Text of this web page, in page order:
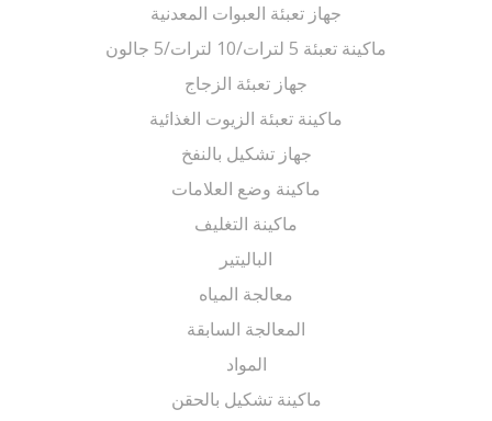
جهاز تعبئة العبوات المعدنية
ماكينة تعبئة 5 لترات/10 لترات/5 جالون
جهاز تعبئة الزجاج
ماكينة تعبئة الزيوت الغذائية
جهاز تشكيل بالنفخ
ماكينة وضع العلامات
ماكينة التغليف
الباليتير
معالجة المياه
المعالجة السابقة
ماكينة تشكيل بالحقن